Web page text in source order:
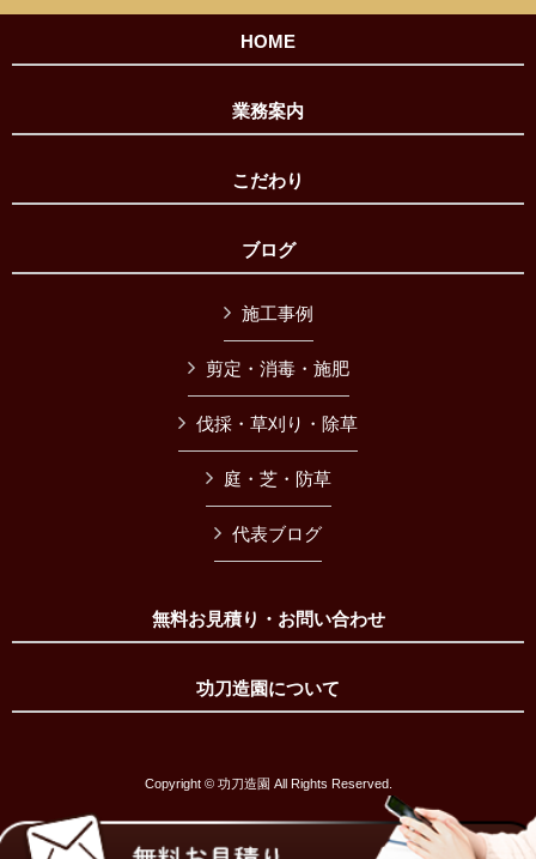
HOME
業務案内
こだわり
ブログ
施工事例
剪定・消毒・施肥
伐採・草刈り・除草
庭・芝・防草
代表ブログ
無料お見積り・お問い合わせ
功刀造園について
Copyright © 功刀造園 All Rights Reserved.